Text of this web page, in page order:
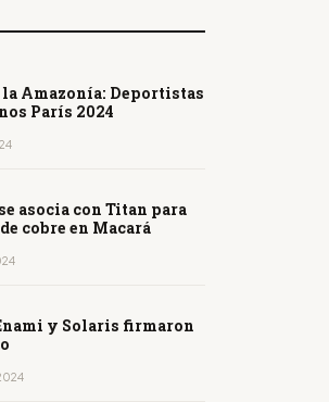
la Amazonía: Deportistas
París 2024
asocia con Titan para
cobre en Macará
y Solaris firmaron